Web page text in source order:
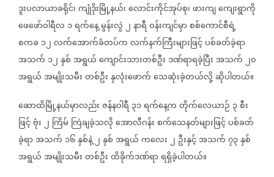
ဒူးပလာယာခရိုင်၊ကျုံဒိုးမြို့နယ်၊လောင်းကိုင်အုပ်စု၊ဖားကျကျေးရွာကို
ဖေဖော်ဝါရီလ ၁ရက်နေ့မွန်းလွဲ၂နာရီဝန်းကျင်မှာစစ်ကောင်စီရဲ့
စကခ ၁၂လက်အောက်ခံတပ်ကလက်နက်ကြီးများဖြင့်ပစ်ခတ်ခဲ့ရာ
အသက် ၁၂နှစ်အရွယ်ကျောင်းသားတစ်ဦးဒဏ်ရာရခဲ့ပြီးအသက်၂၀
အရွယ်အမျိုးသမီးတစ်ဦးနှလုံးဖောက်သေဆုံးခဲ့တယ်လို့ဆိုပါတယ်။
ဆောထိမြို့နယ်မှာလည်းဇန်နဝါရီ ၃၁ရက်နေ့ကတိုက်လေယာဉ် ၃စီး
ဖြင့်ဗုံး၂ ကြိမ် ကြဲချခဲ့သလိုအောလီဂန်းစက်သေနတ်များဖြင့်ပစ်ခတ်
ခဲ့ရာအသက် ၁၆နှစ်နဲ့၂နှစ်အရွယ်ကလေး၂ ဦးနှင့်အသက်၇၃နှစ်
အရွယ်အမျိုးသမီးတစ်ဦးထိခိုက်ဒဏ်ရာရရှိခဲ့ပါတယ်။